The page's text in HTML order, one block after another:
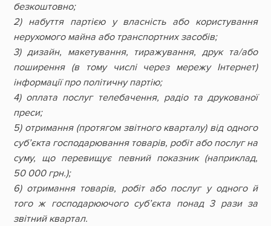
безкоштовно;
2) набуття партією у власність або користування
нерухомого майна або транспортних засобів;
3) дизайн, макетування, тиражування, друк та/або
поширення (в тому числі через мережу Інтернет)
інформації про політичну партію;
4) оплата послуг телебачення, радіо та друкованої
преси;
5) отримання (протягом звітного кварталу) від одного
суб’єкта господарювання товарів, робіт або послуг на
суму, що перевищує певний показник (наприклад,
50 000 грн.);
6) отримання товарів, робіт або послуг у одного й
того ж господарюючого суб’єкта понад 3 рази за
звітний квартал.